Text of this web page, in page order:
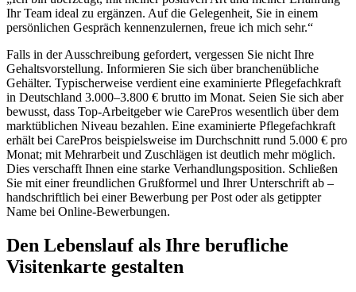
Ihr Team ideal zu ergänzen. Auf die Gelegenheit, Sie in einem
persönlichen Gespräch kennenzulernen, freue ich mich sehr.“
Falls in der Ausschreibung gefordert, vergessen Sie nicht Ihre
Gehaltsvorstellung. Informieren Sie sich über branchenübliche
Gehälter. Typischerweise verdient eine examinierte Pflegefachkraft
in Deutschland 3.000–3.800 € brutto im Monat. Seien Sie sich aber
bewusst, dass Top-Arbeitgeber wie CarePros wesentlich über dem
marktüblichen Niveau bezahlen. Eine examinierte Pflegefachkraft
erhält bei CarePros beispielsweise im Durchschnitt rund 5.000 € pro
Monat; mit Mehrarbeit und Zuschlägen ist deutlich mehr möglich.
Dies verschafft Ihnen eine starke Verhandlungsposition. Schließen
Sie mit einer freundlichen Grußformel und Ihrer Unterschrift ab –
handschriftlich bei einer Bewerbung per Post oder als getippter
Name bei Online-Bewerbungen.
Den Lebenslauf als Ihre berufliche
Visitenkarte gestalten